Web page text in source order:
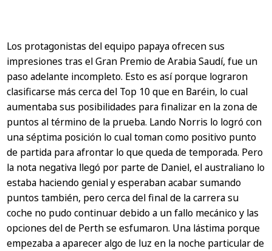
Los protagonistas del equipo papaya ofrecen sus
impresiones tras el Gran Premio de Arabia Saudí, fue un
paso adelante incompleto. Esto es así porque lograron
clasificarse más cerca del Top 10 que en Baréin, lo cual
aumentaba sus posibilidades para finalizar en la zona de
puntos al término de la prueba. Lando Norris lo logró con
una séptima posición lo cual toman como positivo punto
de partida para afrontar lo que queda de temporada. Pero
la nota negativa llegó por parte de Daniel, el australiano lo
estaba haciendo genial y esperaban acabar sumando
puntos también, pero cerca del final de la carrera su
coche no pudo continuar debido a un fallo mecánico y las
opciones del de Perth se esfumaron. Una lástima porque
empezaba a aparecer algo de luz en la noche particular de